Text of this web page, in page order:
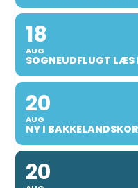
18
AUG
SOGNEUDFLUGT LÆS
20
AUG
NY I
20